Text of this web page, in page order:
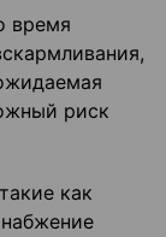
время
риск
как